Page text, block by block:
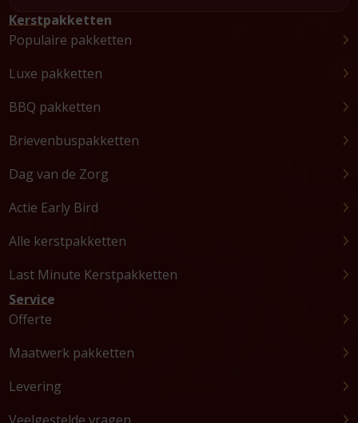
Kerstpakketten
Populaire pakketten
Luxe pakketten
BBQ pakketten
Brievenbuspakketten
Dag van de Zorg
Actie Early Bird
Alle kerstpakketten
Last Minute Kerstpakketten
Service
Offerte
Maatwerk pakketten
Levering